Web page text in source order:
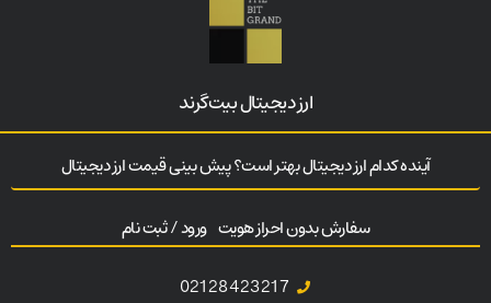
ارز‌ دیجیتال بیت‌گرند
آینده کدام ارز دیجیتال بهتر است؟ پیش بینی قیمت ارز دیجیتال
سفارش بدون احراز هویت ورود / ثبت نام
02128423217